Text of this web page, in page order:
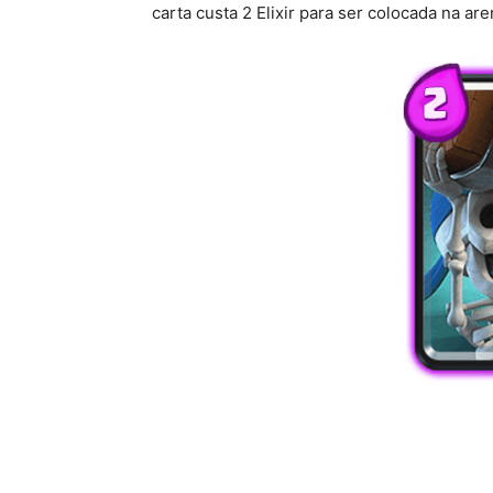
carta custa 2 Elixir para ser colocada na